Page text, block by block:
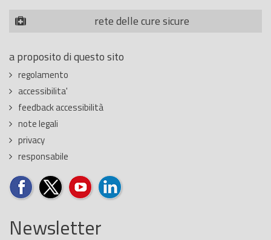
rete delle cure sicure
a proposito di questo sito
regolamento
accessibilita'
feedback accessibilità
note legali
privacy
responsabile
Newsletter